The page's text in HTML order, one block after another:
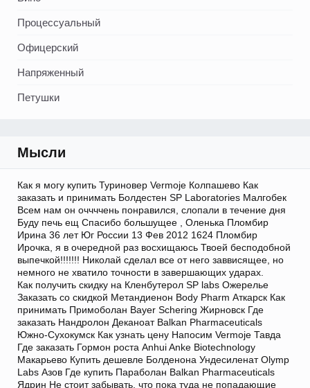
Процессуальный
Офицерский
Напряженный
Петушки
Мысли
Как я могу купить Туриновер Vermoje Колпашево Как
заказать и принимать Болдестен SP Laboratories Малгобек
Всем нам он оччччень понравился, слопали в течение дня
Буду печь ещ Спасибо большущее , Оленька Пломбир
Ирина 36 лет Юг России 13 Фев 2012 1624 Пломбир
Ирочка, я в очередной раз восхищаюсь Твоей бесподобной
выпечкой!!!!!!! Николай сделал все от него заввисящее, но
немного не хватило точности в завершающих ударах.
Как получить скидку на Кленбутерол SP labs Ожерелье
Заказать со скидкой Метандиенон Body Pharm Аткарск Как
принимать Примоболан Bayer Schering Жирновск Где
заказать Нандролон Деканоат Balkan Pharmaceuticals
Южно-Сухокумск Как узнать цену Напосим Vermoje Тавда
Где заказать Гормон роста Anhui Anke Biotechnology
Макарьево Купить дешевле Болденона Ундесиленат Olymp
Labs Азов Где купить Параболан Balkan Pharmaceuticals
Ядрин Не стоит забывать, что пока туда не попадающие